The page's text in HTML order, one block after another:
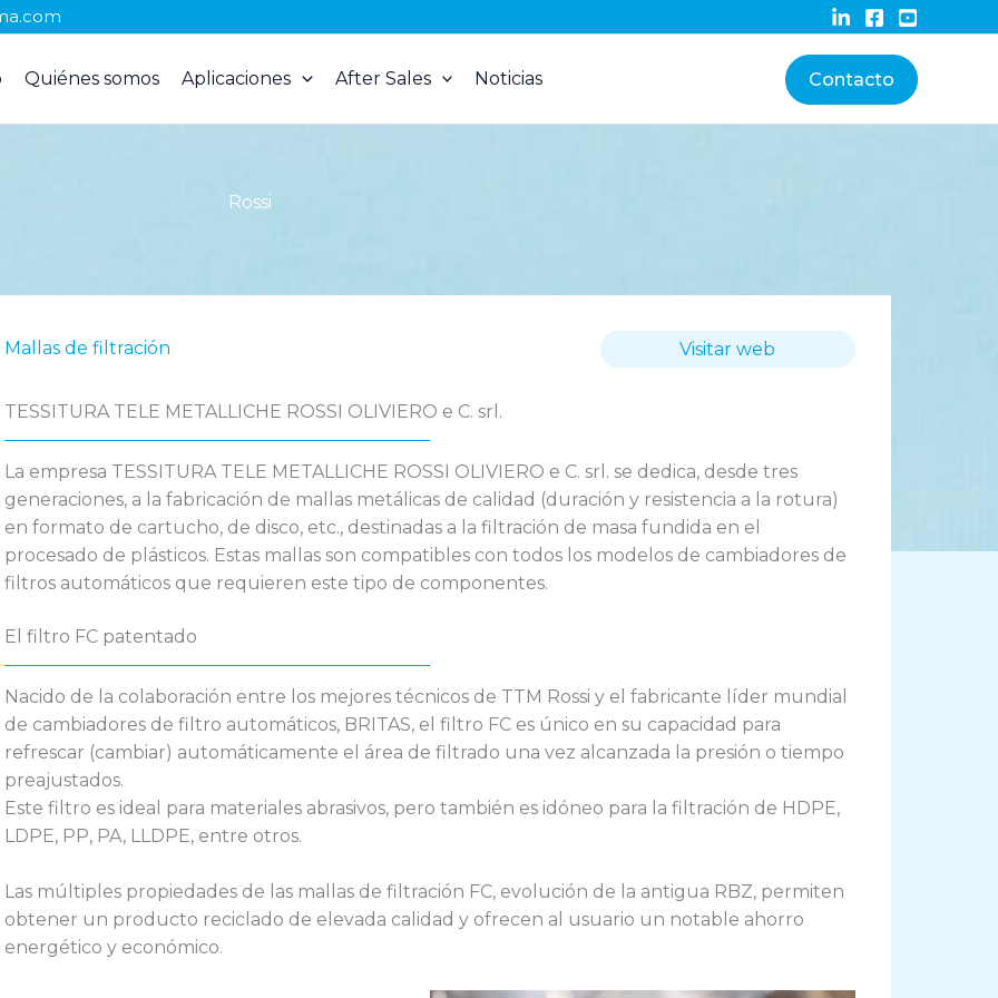
Quiénes somos Aplicaciones After Sales Noticias Contacto
Rossi
Mallas de filtración Visitar web
TESSITURA TELE METALLICHE ROSSI OLIVIERO e C. srl.
La empresa TESSITURA TELE METALLICHE ROSSI OLIVIERO e C. srl. se dedica, desde tres
generaciones, a la fabricación de mallas metálicas de calidad (duración y resistencia a la rotura)
en formato de cartucho, de disco, etc., destinadas a la filtración de masa fundida en el
procesado de plásticos. Estas mallas son compatibles con todos los modelos de cambiadores de
filtros automáticos que requieren este tipo de componentes.
El filtro FC patentado
Nacido de la colaboración entre los mejores técnicos de TTM Rossi y el fabricante líder mundial
de cambiadores de filtro automáticos, BRITAS, el filtro FC es único en su capacidad para
refrescar (cambiar) automáticamente el área de filtrado una vez alcanzada la presión o tiempo
preajustados.
Este filtro es ideal para materiales abrasivos, pero también es idóneo para la filtración de HDPE,
LDPE, PP, PA, LLDPE, entre otros.
Las múltiples propiedades de las mallas de filtración FC, evolución de la antigua RBZ, permiten
obtener un producto reciclado de elevada calidad y ofrecen al usuario un notable ahorro
energético y económico.